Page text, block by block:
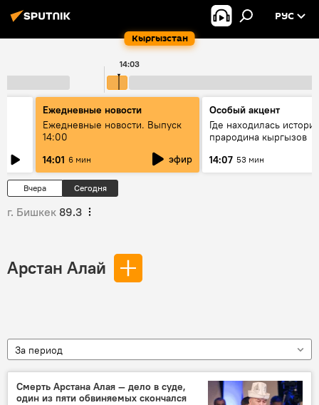
Кыргызстан
РУС
14:03
Ежедневные новости
Ежедневные новости. Выпуск
14:00
14:01 6 мин эфир
Особый акцент
Где находилась
прародина кыргызов
14:07 53 мин
Вчера Сегодня
г. Бишкек 89.3
Арстан Алай
За период
Смерть Арстана Алая — дело в суде,
один из пяти обвиняемых скончался